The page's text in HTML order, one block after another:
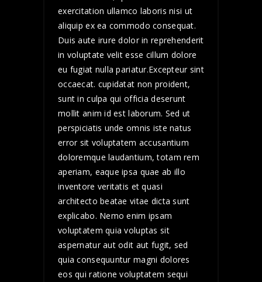
exercitation ullamco laboris nisi ut
aliquip ex ea commodo consequat.
Duis aute irure dolor in reprehenderit
in voluptate velit esse cillum dolore
eu fugiat nulla pariatur.Excepteur sint
occaecat. cupidatat non proident,
sunt in culpa qui officia deserunt
mollit anim id est laborum. Sed ut
perspiciatis unde omnis iste natus
error sit voluptatem accusantium
doloremque laudantium, totam rem
aperiam, eaque ipsa quae ab illo
inventore veritatis et quasi
architecto beatae vitae dicta sunt
explicabo. Nemo enim ipsam
voluptatem quia voluptas sit
aspernatur aut odit aut fugit, sed
quia consequuntur magni dolores
eos qui ratione voluptatem sequi